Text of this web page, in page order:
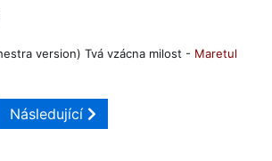
version) Tvá vzácna milost - Maretul
Near my God to Thee
Další článek: There is none like you
Následující